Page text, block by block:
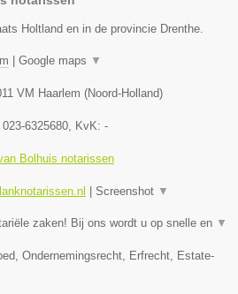
Holtland en in de provincie Drenthe.
Google maps ▼
VM Haarlem (Noord-Holland)
023-6325680 , KvK: -
Bolhuis notarissen
Screenshot ▼
zaken! Bij ons wordt u op snelle en ▼
Ondernemingsrecht, Erfrecht, Estate-